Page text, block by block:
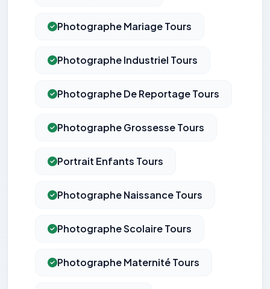
Photographe Mariage Tours
Photographe Industriel Tours
Photographe De Reportage Tours
Photographe Grossesse Tours
Portrait Enfants Tours
Photographe Naissance Tours
Photographe Scolaire Tours
Photographe Maternité Tours